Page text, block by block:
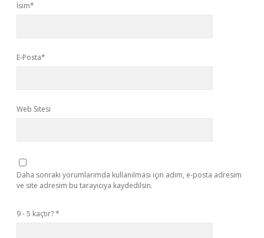
İsim*
E-Posta*
Web Sitesi
Daha sonraki yorumlarımda kullanılması için adım, e-posta adresim
ve site adresim bu tarayıcıya kaydedilsin.
9 - 5 kaçtır?*